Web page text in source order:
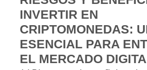
INVERTIR EN
CRIPTOMONEDAS:
ESENCIAL PARA
EL MERCADO